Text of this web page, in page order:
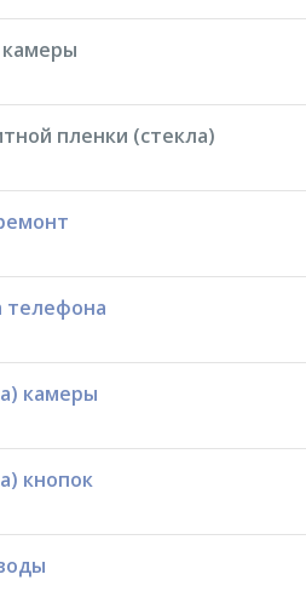
камеры
пленки (стекла)
телефона
камеры
кнопок